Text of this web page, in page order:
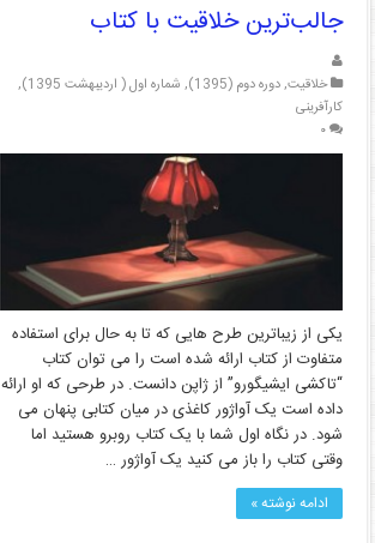
جالب‌ترین خلاقیت با کتاب
خلاقیت,دوره دوم (1395) , شماره اول ( اردیبهشت 1395)
,
کارآفرینی
۰
یکی از زیباترین طرح هایی که تا به حال برای استفاده
متفاوت از کتاب ارائه شده است را می توان کتاب
“تاکشی ایشیگورو” از ژاپن دانست. در طرحی که او ارائه
داده است یک آواژور کاغذی در میان کتابی پنهان می
شود. در نگاه اول شما با یک کتاب روبرو هستید اما
وقتی کتاب را باز می کنید یک آواژور …
ادامه نوشته »